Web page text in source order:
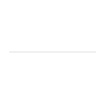
het mogelijk om